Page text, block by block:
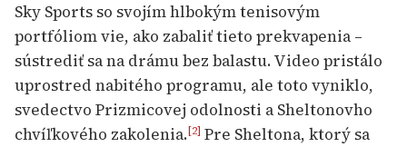
Sky Sports so svojím hlbokým tenisovým
portfóliom vie, ako zabaliť tieto prekvapenia –
sústrediť sa na drámu bez balastu. Video pristálo
uprostred nabitého programu, ale toto vyniklo,
svedectvo Prizmicovej odolnosti a Sheltonovho
chvíľkového zakolenia.[2] Pre Sheltona, ktorý sa